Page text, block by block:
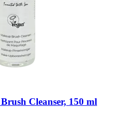
Cleanser, 150 ml